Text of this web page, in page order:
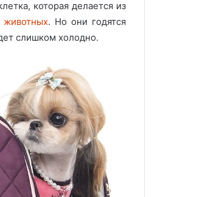
которая делается из
животных. Но они годятся
слишком холодно.